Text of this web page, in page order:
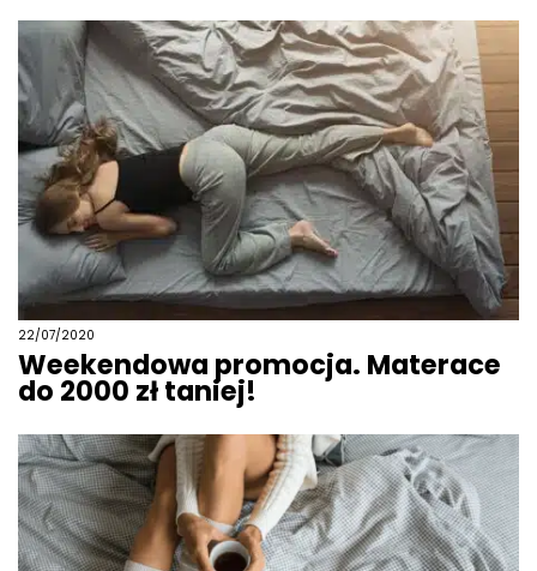
22/07/2020
Weekendowa promocja. Materace
do 2000 zł taniej!